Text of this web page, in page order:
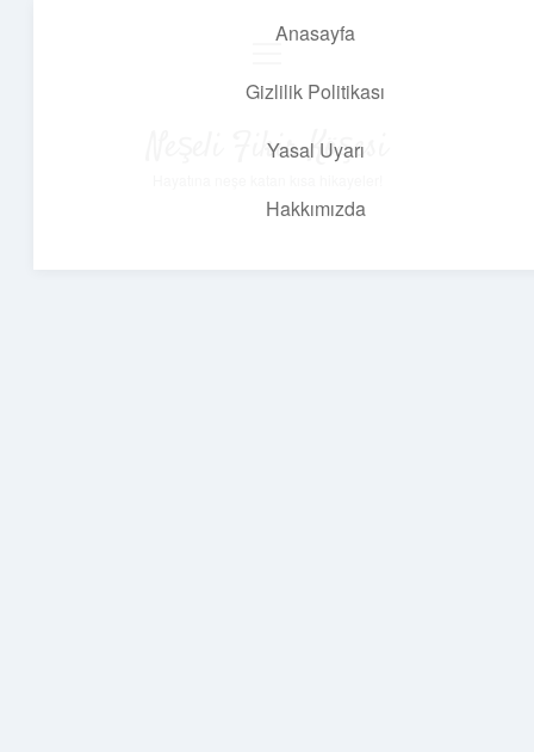
Anasayfa
Gizlilik Politikası
Yasal Uyarı
Hakkımızda
Neşeli Fikir Köşesi